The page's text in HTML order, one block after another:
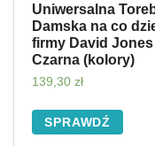
Uniwersalna
Damska na co
firmy David Jones
Czarna (kolory)
139,30 zł
SPRAWDŹ